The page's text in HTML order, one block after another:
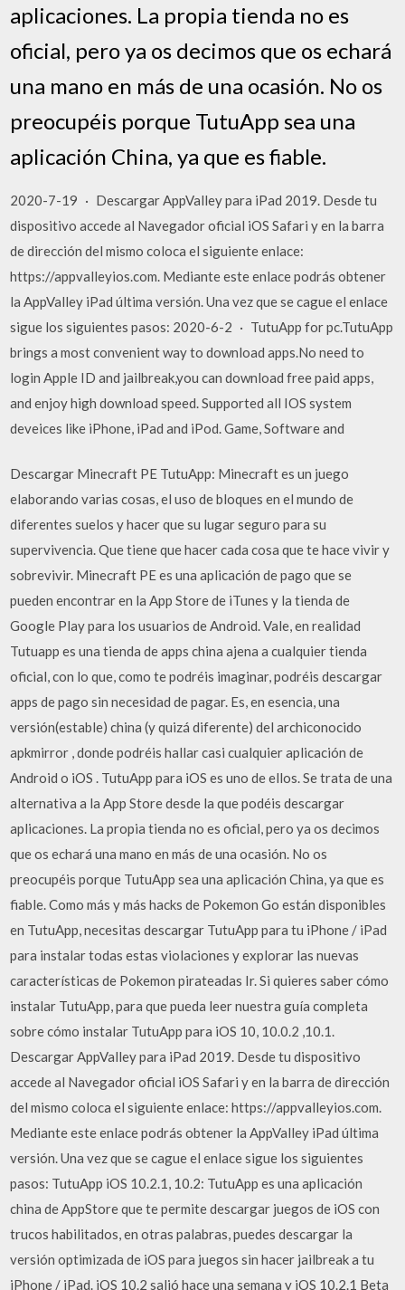
aplicaciones. La propia tienda no es
oficial, pero ya os decimos que os echará
una mano en más de una ocasión. No os
preocupéis porque TutuApp sea una
aplicación China, ya que es fiable.
2020-7-19 · Descargar AppValley para iPad 2019. Desde tu
dispositivo accede al Navegador oficial iOS Safari y en la barra
de dirección del mismo coloca el siguiente enlace:
https://appvalleyios.com. Mediante este enlace podrás obtener
la AppValley iPad última versión. Una vez que se cague el enlace
sigue los siguientes pasos: 2020-6-2 · TutuApp for pc.TutuApp
brings a most convenient way to download apps.No need to
login Apple ID and jailbreak,you can download free paid apps,
and enjoy high download speed. Supported all IOS system
deveices like iPhone, iPad and iPod. Game, Software and
Descargar Minecraft PE TutuApp: Minecraft es un juego
elaborando varias cosas, el uso de bloques en el mundo de
diferentes suelos y hacer que su lugar seguro para su
supervivencia. Que tiene que hacer cada cosa que te hace vivir y
sobrevivir. Minecraft PE es una aplicación de pago que se
pueden encontrar en la App Store de iTunes y la tienda de
Google Play para los usuarios de Android. Vale, en realidad
Tutuapp es una tienda de apps china ajena a cualquier tienda
oficial, con lo que, como te podréis imaginar, podréis descargar
apps de pago sin necesidad de pagar. Es, en esencia, una
versión(estable) china (y quizá diferente) del archiconocido
apkmirror , donde podréis hallar casi cualquier aplicación de
Android o iOS . TutuApp para iOS es uno de ellos. Se trata de una
alternativa a la App Store desde la que podéis descargar
aplicaciones. La propia tienda no es oficial, pero ya os decimos
que os echará una mano en más de una ocasión. No os
preocupéis porque TutuApp sea una aplicación China, ya que es
fiable. Como más y más hacks de Pokemon Go están disponibles
en TutuApp, necesitas descargar TutuApp para tu iPhone / iPad
para instalar todas estas violaciones y explorar las nuevas
características de Pokemon pirateadas Ir. Si quieres saber cómo
instalar TutuApp, para que pueda leer nuestra guía completa
sobre cómo instalar TutuApp para iOS 10, 10.0.2 ,10.1.
Descargar AppValley para iPad 2019. Desde tu dispositivo
accede al Navegador oficial iOS Safari y en la barra de dirección
del mismo coloca el siguiente enlace: https://appvalleyios.com.
Mediante este enlace podrás obtener la AppValley iPad última
versión. Una vez que se cague el enlace sigue los siguientes
pasos: TutuApp iOS 10.2.1, 10.2: TutuApp es una aplicación
china de AppStore que te permite descargar juegos de iOS con
trucos habilitados, en otras palabras, puedes descargar la
versión optimizada de iOS para juegos sin hacer jailbreak a tu
iPhone / iPad. iOS 10.2 salió hace una semana y iOS 10.2.1 Beta